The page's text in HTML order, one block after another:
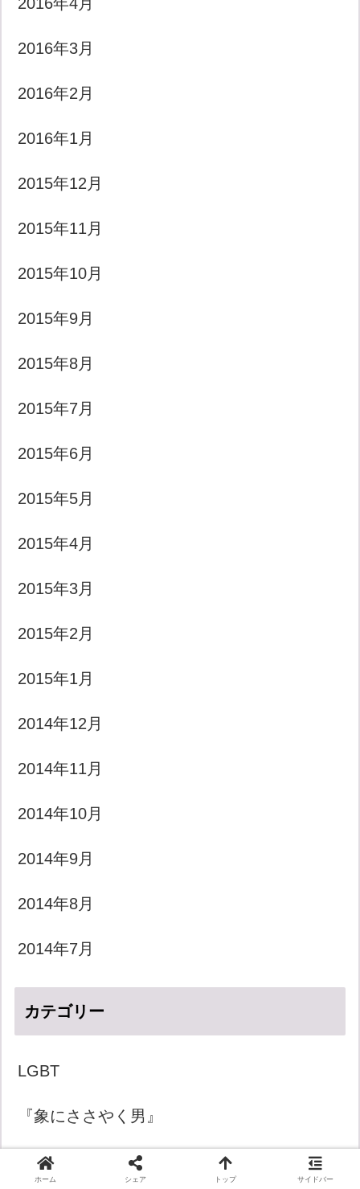
2016年3月
2016年2月
2016年1月
2015年12月
2015年11月
2015年10月
2015年9月
2015年8月
2015年7月
2015年6月
2015年5月
2015年4月
2015年3月
2015年2月
2015年1月
2014年12月
2014年11月
2014年10月
2014年9月
2014年8月
2014年7月
カテゴリー
LGBT
『象にささやく男』
きょうのダジャレ
ホーム シェア トップ サイドバー